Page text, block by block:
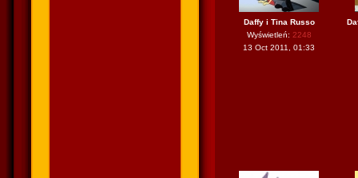
Daffy i Tina Russo
Wyświetleń: 2248
13 Oct 2011, 01:33